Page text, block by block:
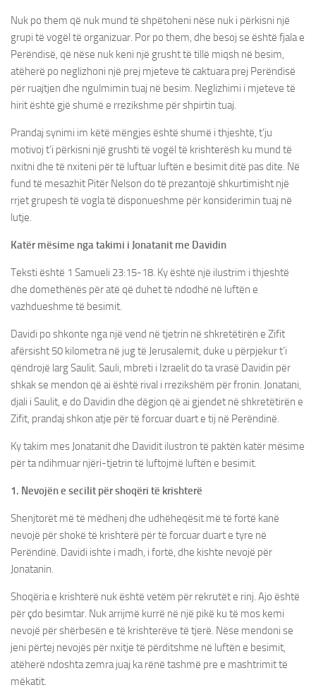
Nuk po them që nuk mund të shpëtoheni nëse nuk i përkisni një
grupi të vogël të organizuar. Por po them, dhe besoj se është fjala e
Perëndisë, që nëse nuk keni një grusht të tillë miqsh në besim,
atëherë po neglizhoni një prej mjeteve të caktuara prej Perëndisë
për ruajtjen dhe ngulmimin tuaj në besim. Neglizhimi i mjeteve të
hirit është gjë shumë e rrezikshme për shpirtin tuaj.
Prandaj synimi im këtë mëngjes është shumë i thjeshtë, t’ju
motivoj t’i përkisni një grushti të vogël të krishterësh ku mund të
nxitni dhe të nxiteni për të luftuar luftën e besimit ditë pas dite. Në
fund të mesazhit Pitër Nelson do të prezantojë shkurtimisht një
rrjet grupesh të vogla të disponueshme për konsiderimin tuaj në
lutje.
Katër mësime nga takimi i Jonatanit me Davidin
Teksti është 1 Samueli 23:15-18. Ky është një ilustrim i thjeshtë
dhe domethënës për atë që duhet të ndodhë në luftën e
vazhdueshme të besimit.
Davidi po shkonte nga një vend në tjetrin në shkretëtirën e Zifit
afërsisht 50 kilometra në jug të Jerusalemit, duke u përpjekur t’i
qëndrojë larg Saulit. Sauli, mbreti i Izraelit do ta vrasë Davidin për
shkak se mendon që ai është rival i rrezikshëm për fronin. Jonatani,
djali i Saulit, e do Davidin dhe dëgjon që ai gjendet në shkretëtirën e
Zifit, prandaj shkon atje për të forcuar duart e tij në Perëndinë.
Ky takim mes Jonatanit dhe Davidit ilustron të paktën katër mësime
për ta ndihmuar njëri-tjetrin të luftojmë luftën e besimit.
1. Nevojën e secilit për shoqëri të krishterë
Shenjtorët më të mëdhenj dhe udhëheqësit më të fortë kanë
nevojë për shokë të krishterë për të forcuar duart e tyre në
Perëndinë. Davidi ishte i madh, i fortë, dhe kishte nevojë për
Jonatanin.
Shoqëria e krishterë nuk është vetëm për rekrutët e rinj. Ajo është
për çdo besimtar. Nuk arrijmë kurrë në një pikë ku të mos kemi
nevojë për shërbesën e të krishterëve të tjerë. Nëse mendoni se
jeni përtej nevojës për nxitje të përditshme në luftën e besimit,
atëherë ndoshta zemra juaj ka rënë tashmë pre e mashtrimit të
mëkatit.